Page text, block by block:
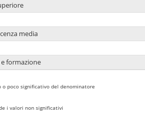
media
formazione
poco significativo del denominatore
i valori non significativi